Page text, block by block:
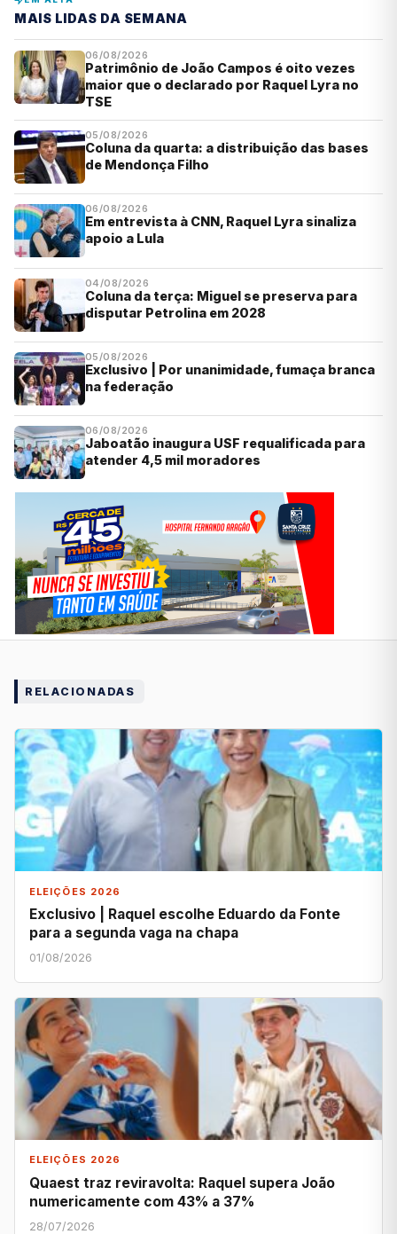
MAIS LIDAS DA SEMANA
06/08/2026
Patrimônio de João Campos é oito vezes
maior que o declarado por Raquel Lyra no
TSE
05/08/2026
Coluna da quarta: a distribuição das bases
de Mendonça Filho
06/08/2026
Em entrevista à CNN, Raquel Lyra sinaliza
apoio a Lula
04/08/2026
Coluna da terça: Miguel se preserva para
disputar Petrolina em 2028
05/08/2026
Exclusivo | Por unanimidade, fumaça branca
na federação
06/08/2026
Jaboatão inaugura USF requalificada para
atender 4,5 mil moradores
RELACIONADAS
ELEIÇÕES 2026
Exclusivo | Raquel escolhe Eduardo da Fonte
para a segunda vaga na chapa
01/08/2026
ELEIÇÕES 2026
Quaest traz reviravolta: Raquel supera João
numericamente com 43% a 37%
28/07/2026